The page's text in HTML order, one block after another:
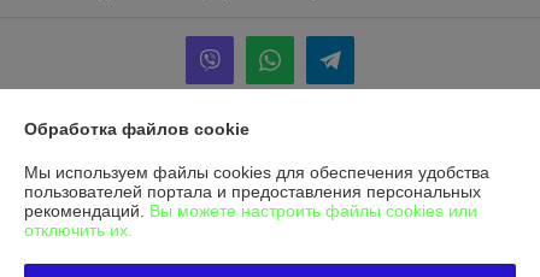
Юридическое лицо:Общество с ограниченной ответственностью
"Альфасептика"
220070, г. Минск, ул. Радиальная, д. 11 Б, офис 12/2
Регистрационный номер ЕГР: 193455025
Обработка файлов cookie
Мы используем файлы cookies для обеспечения удобства
пользователей портала и предоставления персональных
рекомендаций. Вы можете настроить файлы cookies или
отключить их.